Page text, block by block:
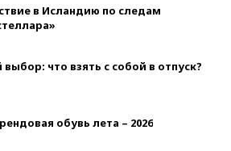
в Исландию по следам
что взять с собой в отпуск?
обувь лета – 2026